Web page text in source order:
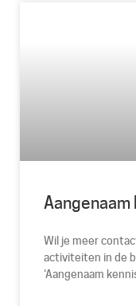
Wil je meer
activiteiten in de
‘Aangenaam